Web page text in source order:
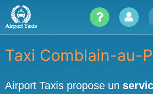
Skip
content
Taxi Comblain-au-
Airport Taxis propose un